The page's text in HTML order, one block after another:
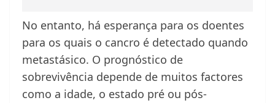
No entanto, há esperança para os doentes
para os quais o cancro é detectado quando
metastásico. O prognóstico de
sobrevivência depende de muitos factores
como a idade, o estado pré ou pós-